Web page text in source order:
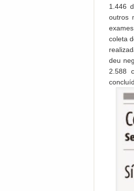
1.446
outros
coleta
deu
2.588